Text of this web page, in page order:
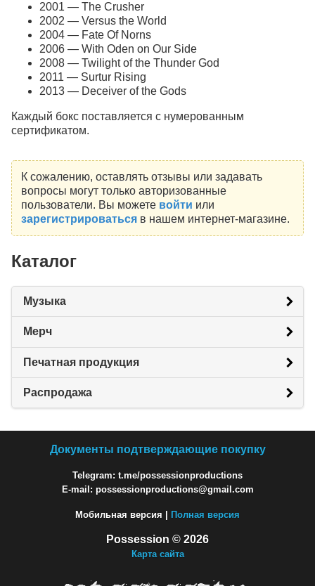
2001 — The Crusher
2002 — Versus the World
2004 — Fate Of Norns
2006 — With Oden on Our Side
2008 — Twilight of the Thunder God
2011 — Surtur Rising
2013 — Deceiver of the Gods
Каждый бокс поставляется с нумерованным
сертификатом.
К сожалению, оставлять отзывы или задавать
вопросы могут только авторизованные
пользователи. Вы можете войти или
зарегистрироватьсяв нашем интернет-магазине.
Каталог
Музыка
Мерч
Печатная продукция
Распродажа
Документы подтверждающие покупку
Telegram: t.me/possessionproductions
E-mail: possessionproductions@gmail.com
Мобильная версия | Полная версия
Possession © 2026
Карта сайта